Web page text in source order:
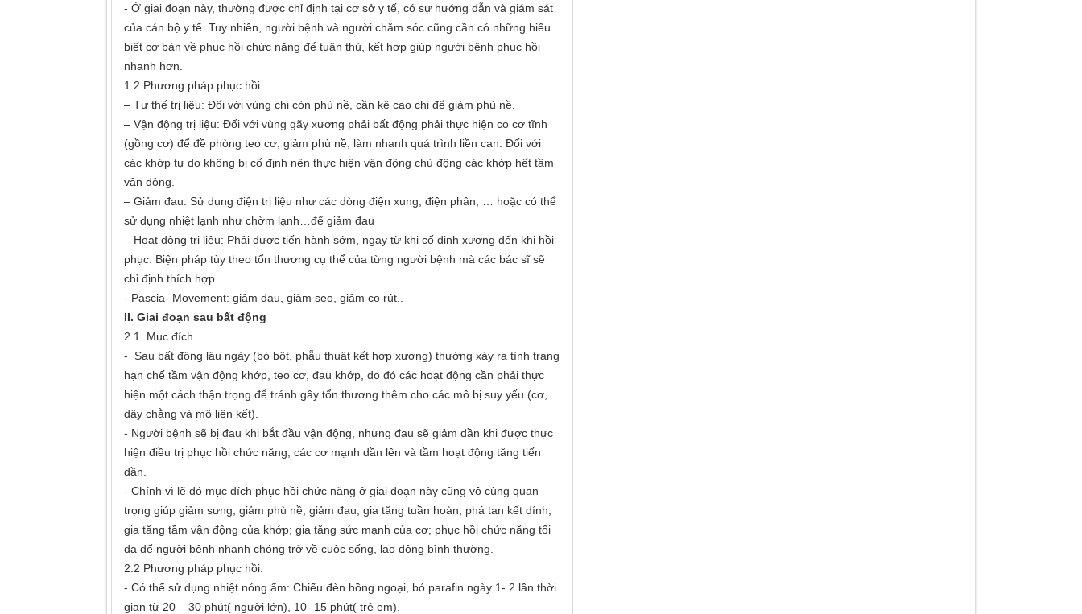
- Ở giai đoạn này, thường được chỉ định tại cơ sở y tế, có sự hướng dẫn và giám sát
của cán bộ y tế. Tuy nhiên, người bệnh và người chăm sóc cũng cần có những hiểu
biết cơ bản về phục hồi chức năng để tuân thủ, kết hợp giúp người bệnh phục hồi
nhanh hơn.
1.2 Phương pháp phục hồi:
– Tư thế trị liệu: Đối với vùng chi còn phù nề, cần kê cao chi để giảm phù nề.
– Vận động trị liệu: Đối với vùng gãy xương phải bất động phải thực hiện co cơ tĩnh
(gồng cơ) để đề phòng teo cơ, giảm phù nề, làm nhanh quá trình liền can. Đối với
các khớp tự do không bị cố định nên thực hiện vận động chủ động các khớp hết tầm
vận động.
– Giảm đau: Sử dụng điện trị liệu như các dòng điện xung, điện phân, … hoặc có thể
sử dụng nhiệt lạnh như chờm lạnh…để giảm đau
– Hoạt động trị liệu: Phải được tiến hành sớm, ngay từ khi cố định xương đến khi hồi
phục. Biện pháp tùy theo tổn thương cụ thể của từng người bệnh mà các bác sĩ sẽ
chỉ định thích hợp.
- Pascia- Movement: giảm đau, giảm sẹo, giảm co rút..
II. Giai đoạn sau bất động
2.1. Mục đích
- Sau bất động lâu ngày (bó bột, phẫu thuật kết hợp xương) thường xảy ra tình trạng
hạn chế tầm vận động khớp, teo cơ, đau khớp, do đó các hoạt động cần phải thực
hiện một cách thận trọng để tránh gây tổn thương thêm cho các mô bị suy yếu (cơ,
dây chằng và mô liên kết).
- Người bệnh sẽ bị đau khi bắt đầu vận động, nhưng đau sẽ giảm dần khi được thực
hiện điều trị phục hồi chức năng, các cơ mạnh dần lên và tầm hoạt động tăng tiến
dần.
- Chính vì lẽ đó mục đích phục hồi chức năng ở giai đoạn này cũng vô cùng quan
trọng giúp giảm sưng, giảm phù nề, giảm đau; gia tăng tuần hoàn, phá tan kết dính;
gia tăng tầm vận động của khớp; gia tăng sức mạnh của cơ; phục hồi chức năng tối
đa để người bệnh nhanh chóng trở về cuộc sống, lao động bình thường.
2.2 Phương pháp phục hồi:
- Có thể sử dụng nhiệt nóng ẩm: Chiếu đèn hồng ngoại, bó parafin ngày 1- 2 lần thời
gian từ 20 – 30 phút( người lớn), 10- 15 phút( trẻ em).